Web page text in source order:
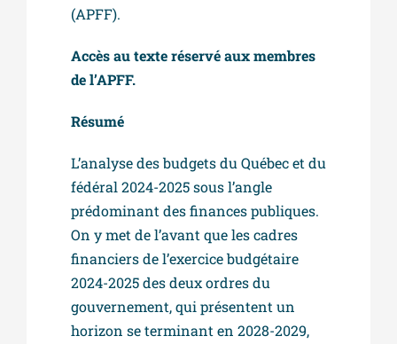
(APFF).
Accès au texte réservé aux membres
de l’APFF.
Résumé
L’analyse des budgets du Québec et du
fédéral 2024-2025 sous l’angle
prédominant des finances publiques.
On y met de l’avant que les cadres
financiers de l’exercice budgétaire
2024-2025 des deux ordres du
gouvernement, qui présentent un
horizon se terminant en 2028-2029,